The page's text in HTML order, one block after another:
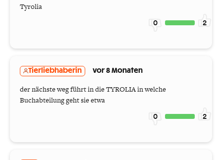
Tyrolia
0 2
Tierliebhaberin vor 8 Monaten
der nächste weg führt in die TYROLIA in welche
Buchabteilung geht sie etwa
0 2